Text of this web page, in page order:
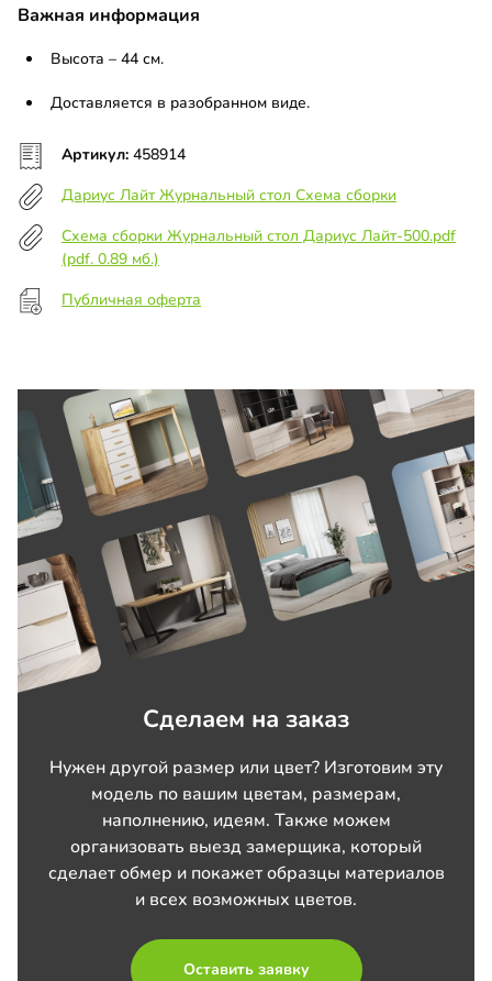
Важная информация
Высота – 44 см.
Доставляется в разобранном виде.
Артикул: 458914
Дариус Лайт Журнальный стол Схема сборки
Схема сборки Журнальный стол Дариус Лайт-500.pdf
(pdf. 0.89 мб.)
Публичная оферта
Сделаем на заказ
Нужен другой размер или цвет? Изготовим эту
модель по вашим цветам, размерам,
наполнению, идеям. Также можем
организовать выезд замерщика, который
сделает обмер и покажет образцы материалов
и всех возможных цветов.
Оставить заявку